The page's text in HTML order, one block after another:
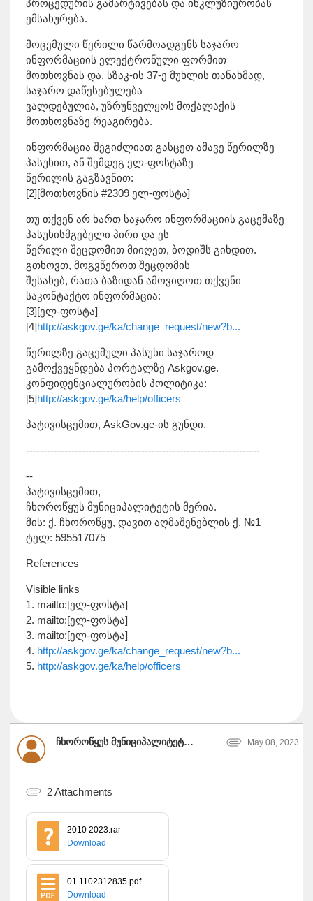
პროცედურის გამარტივებას და ინკლუზიურობას
ემსახურება.
მოცემული წერილი წარმოადგენს საჯარო
ინფორმაციის ელექტრონული ფორმით
მოთხოვნას და, სზაკ-ის 37-ე მუხლის თანახმად,
საჯარო დაწესებულება
ვალდებულია, უზრუნველყოს მოქალაქის
მოთხოვნაზე რეაგირება.
ინფორმაცია შეგიძლიათ გასცეთ ამავე წერილზე
პასუხით, ან შემდეგ ელ-ფოსტაზე
წერილის გაგზავნით:
[2][მოთხოვნის #2309 ელ-ფოსტა]
თუ თქვენ არ ხართ საჯარო ინფორმაციის გაცემაზე
პასუხისმგებელი პირი და ეს
წერილი შეცდომით მიიღეთ, ბოდიშს გიხდით.
გთხოვთ, მოგვწეროთ შეცდომის
შესახებ, რათა ბაზიდან ამოვიღოთ თქვენი
საკონტაქტო ინფორმაცია:
[3][ელ-ფოსტა]
[4]http://askgov.ge/ka/change_request/new?b...
წერილზე გაცემული პასუხი საჯაროდ
გამოქვეყნდება პორტალზე Askgov.ge.
კონფიდენციალურობის პოლიტიკა:
[5]http://askgov.ge/ka/help/officers
პატივისცემით, AskGov.ge-ის გუნდი.
-------------------------------------------------------------------
--
პატივისცემით,
ჩხოროწყუს მუნიციპალიტეტის მერია.
მის: ქ. ჩხოროწყუ, დავით აღმაშენებლის ქ. №1
ტელ: 595517075
References
Visible links
1. mailto:[ელ-ფოსტა]
2. mailto:[ელ-ფოსტა]
3. mailto:[ელ-ფოსტა]
4. http://askgov.ge/ka/change_request/new?b...
5. http://askgov.ge/ka/help/officers
ჩხოროწყუს მუნიციპალიტეტის მერია, Chkhorotsku Municipality City Hall May 08, 2023
2 Attachments
2010 2023.rar
Download
01 1102312835.pdf
Download